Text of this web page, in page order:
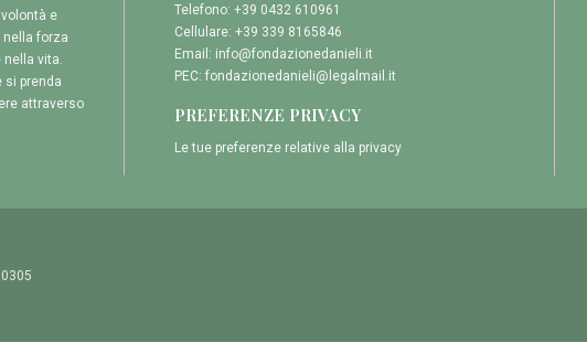
e
nella forza
vita.
si prenda
attraverso
Telefono: +39 0432 610961
Cellulare: +39 339 8165846
Email: info@fondazionedanieli.it
PEC: fondazionedanieli@legalmail.it
PREFERENZE PRIVACY
Le tue preferenze relative alla privacy